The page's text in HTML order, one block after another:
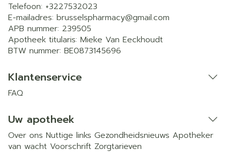
Telefoon: +3227532023
E-mailadres: brusselspharmacy@gmail.com
APB nummer: 239505
Apotheek titularis: Mieke Van Eeckhoudt
BTW nummer: BE0873145696
Klantenservice
FAQ
Uw apotheek
Over ons Nuttige links Gezondheidsnieuws Apotheker
van wacht Voorschrift Zorgtarieven